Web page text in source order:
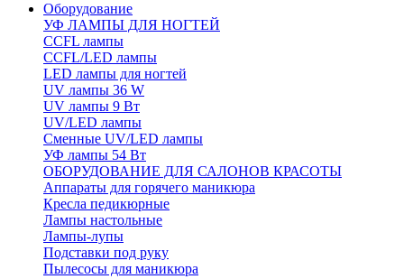
Оборудование
УФ ЛАМПЫ ДЛЯ НОГТЕЙ
CCFL лампы
CCFL/LED лампы
LED лампы для ногтей
UV лампы 36 W
UV лампы 9 Вт
UV/LED лампы
Сменные UV/LED лампы
УФ лампы 54 Вт
ОБОРУДОВАНИЕ ДЛЯ САЛОНОВ КРАСОТЫ
Аппараты для горячего маникюра
Кресла педикюрные
Лампы настольные
Лампы-лупы
Подставки под руку
Пылесосы для маникюра